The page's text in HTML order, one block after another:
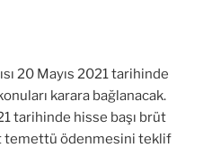
20 Mayıs 2021 tarihinde
karara bağlanacak.
tarihinde hisse başı brüt
temettü ödenmesini teklif